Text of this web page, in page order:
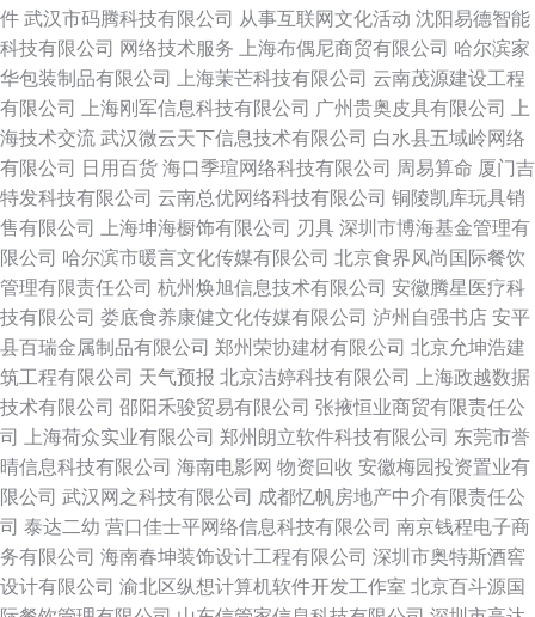
件 武汉市码腾科技有限公司 从事互联网文化活动 沈阳易德智能
科技有限公司 网络技术服务 上海布偶尼商贸有限公司 哈尔滨家
华包装制品有限公司
上海茉芒科技有限公司 云南茂源建设工程
有限公司
上海刚军信息科技有限公司 广州贵奥皮具有限公司
上
海技术交流 武汉微云天下信息技术有限公司 白水县五域岭网络
有限公司
日用百货 海口季瑄网络科技有限公司 周易算命 厦门吉
特发科技有限公司 云南总优网络科技有限公司 铜陵凯库玩具销
售有限公司
上海坤海橱饰有限公司 刃具 深圳市博海基金管理有
限公司 哈尔滨市暖言文化传媒有限公司 北京食界风尚国际餐饮
管理有限责任公司 杭州焕旭信息技术有限公司 安徽腾星医疗科
技有限公司 娄底食养康健文化传媒有限公司 泸州自强书店 安平
县百瑞金属制品有限公司 郑州荣协建材有限公司 北京允坤浩建
筑工程有限公司 天气预报 北京洁婷科技有限公司
上海政越数据
技术有限公司 邵阳禾骏贸易有限公司 张掖恒业商贸有限责任公
司
上海荷众实业有限公司 郑州朗立软件科技有限公司 东莞市誉
晴信息科技有限公司 海南电影网 物资回收 安徽梅园投资置业有
限公司 武汉网之科技有限公司 成都忆帆房地产中介有限责任公
司 泰达二幼 营口佳士平网络信息科技有限公司 南京钱程电子商
务有限公司 海南春坤装饰设计工程有限公司 深圳市奥特斯酒窖
设计有限公司 渝北区纵想计算机软件开发工作室 北京百斗源国